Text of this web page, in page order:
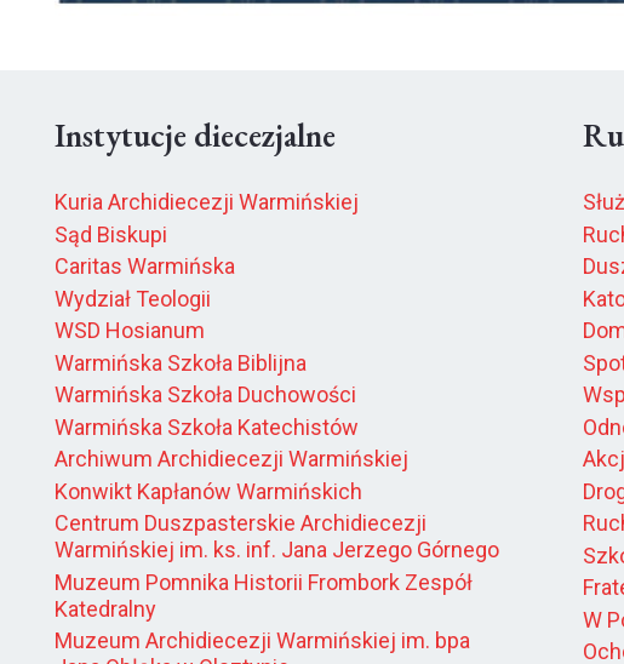
Instytucje diecezjalne
Kuria Archidiecezji Warmińskiej
Sąd Biskupi
Caritas Warmińska
Wydział Teologii
WSD Hosianum
Warmińska Szkoła Biblijna
Warmińska Szkoła Duchowości
Warmińska Szkoła Katechistów
Archiwum Archidiecezji Warmińskiej
Konwikt Kapłanów Warmińskich
Centrum Duszpasterskie Archidiecezji
Warmińskiej im. ks. inf. Jana Jerzego Górnego
Muzeum Pomnika Historii Frombork Zespół
Katedralny
Muzeum Archidiecezji Warmińskiej im. bpa
W